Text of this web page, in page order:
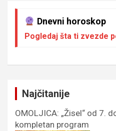
Dnevni horoskop
Pogledaj šta ti zvezde
Najčitanije
OMOLJICA: „Žisel“ od 7.
kompletan program